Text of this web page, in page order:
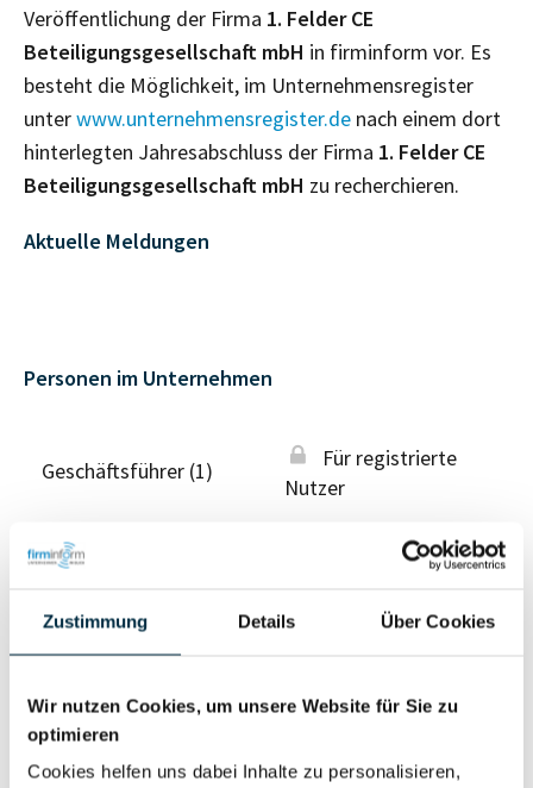
Zustimmung Details Über Cookies
Wir nutzen Cookies, um unsere Website für Sie zu
optimieren
Cookies helfen uns dabei Inhalte zu personalisieren,
Veröffentlichung der Firma 1. Felder CE
Beteiligungsgesellschaft mbH in firminform vor. Es
besteht die Möglichkeit, im Unternehmensregister
unterwww.unternehmensregister.de nach einem dort
hinterlegten Jahresabschluss der Firma 1. Felder CE
Beteiligungsgesellschaft mbH zu recherchieren.
Aktuelle Meldungen
Personen im Unternehmen
Geschäftsführer (1)
Für registrierte
Nutzer
Berechtigter
Vollständiges
anfragen
Eigentums- und Kontrollstruktur